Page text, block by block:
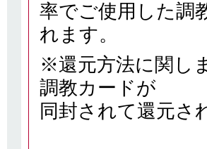
率でご使用した調
れます。
※還元方法に関し
調教カードが
同封されて還元さ